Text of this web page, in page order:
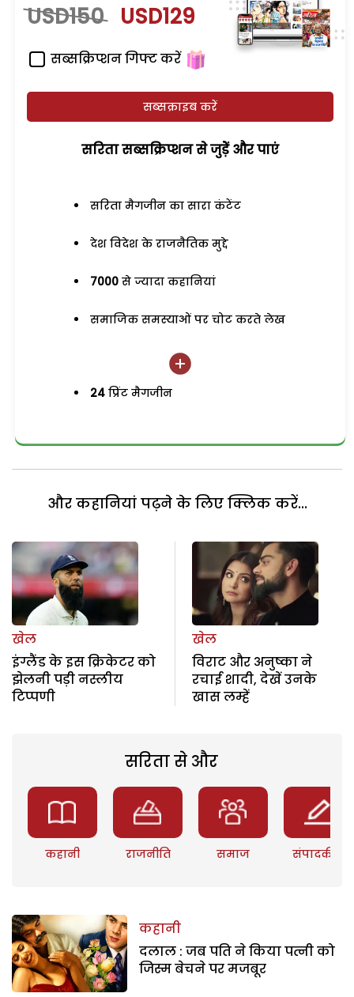
USD150 USD129
सब्सक्रिप्शन गिफ्ट करें
सब्सक्राइब करें
सरिता सब्सक्रिप्शन से जुड़ेें और पाएं
सरिता मैगजीन का सारा कंटेंट
देश विदेश के राजनैतिक मुद्दे
7000 से ज्यादा कहानियां
समाजिक समस्याओं पर चोट करते लेख
24 प्रिंट मैगजीन
और कहानियां पढ़ने के लिए क्लिक करें...
खेल
इंग्लैंड के इस क्रिकेटर को
झेलनी पड़ी नस्लीय
टिप्पणी
खेल
विराट और अनुष्का ने
रचाई शादी, देखें उनके
खास लम्हें
सरिता से और
कहानी राजनीति समाज संपादकीय
कहानी
दलाल : जब पति ने किया पत्नी को
जिस्म बेचने पर मजबूर